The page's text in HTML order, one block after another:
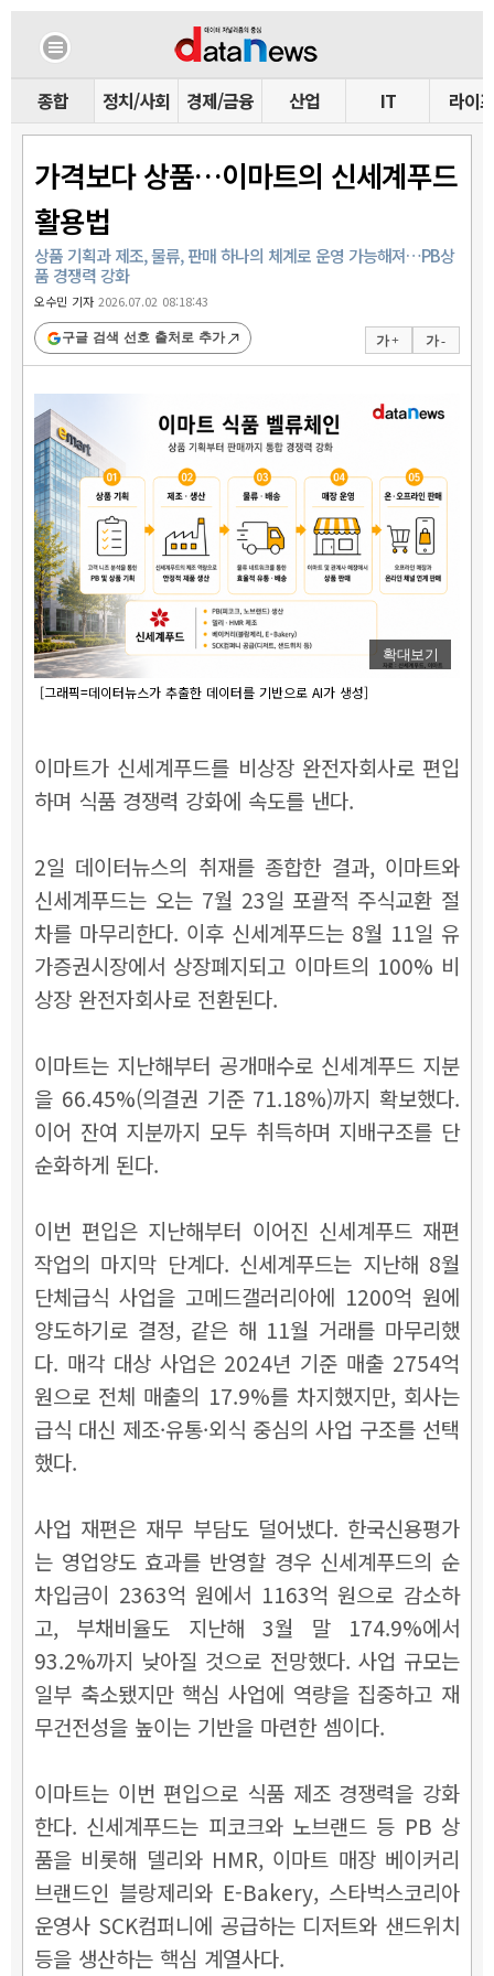
종합 정치/사회 경제/금융 산업 IT 라이프
가격보다 상품…이마트의 신세계푸드
활용법
상품 기획과 제조, 물류, 판매 하나의 체계로 운영 가능해져…PB상
품 경쟁력 강화
오수민 기자2026.07.02 08:18:43
가 + 가 -
구글 검색 선호 출처로 추가
확대보기
[그래픽=데이터뉴스가 추출한 데이터를 기반으로 AI가 생성]
이마트가 신세계푸드를 비상장 완전자회사로 편입
하며 식품 경쟁력 강화에 속도를 낸다.
2일 데이터뉴스의 취재를 종합한 결과, 이마트와
신세계푸드는 오는 7월 23일 포괄적 주식교환 절
차를 마무리한다. 이후 신세계푸드는 8월 11일 유
가증권시장에서 상장폐지되고 이마트의 100% 비
상장 완전자회사로 전환된다.
이마트는 지난해부터 공개매수로 신세계푸드 지분
을 66.45%(의결권 기준 71.18%)까지 확보했다.
이어 잔여 지분까지 모두 취득하며 지배구조를 단
순화하게 된다.
이번 편입은 지난해부터 이어진 신세계푸드 재편
작업의 마지막 단계다. 신세계푸드는 지난해 8월
단체급식 사업을 고메드갤러리아에 1200억 원에
양도하기로 결정, 같은 해 11월 거래를 마무리했
다. 매각 대상 사업은 2024년 기준 매출 2754억
원으로 전체 매출의 17.9%를 차지했지만, 회사는
급식 대신 제조·유통·외식 중심의 사업 구조를 선택
했다.
사업 재편은 재무 부담도 덜어냈다. 한국신용평가
는 영업양도 효과를 반영할 경우 신세계푸드의 순
차입금이 2363억 원에서 1163억 원으로 감소하
고, 부채비율도 지난해 3월 말 174.9%에서
93.2%까지 낮아질 것으로 전망했다. 사업 규모는
일부 축소됐지만 핵심 사업에 역량을 집중하고 재
무건전성을 높이는 기반을 마련한 셈이다.
이마트는 이번 편입으로 식품 제조 경쟁력을 강화
한다. 신세계푸드는 피코크와 노브랜드 등 PB 상
품을 비롯해 델리와 HMR, 이마트 매장 베이커리
브랜드인 블랑제리와 E-Bakery, 스타벅스코리아
운영사 SCK컴퍼니에 공급하는 디저트와 샌드위치
등을 생산하는 핵심 계열사다.